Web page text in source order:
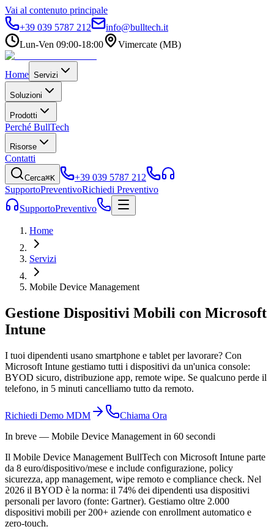
Vai al contenuto principale
+39 039 5787 212
info@bulltech.it
Lun-Ven 09:00-18:00
Vimercate (MB)
Home Servizi
Soluzioni
Prodotti
Perché BullTech
Risorse
Contatti
Cerca⌘K
+39 039 5787 212
SupportoPreventivoRichiedi Preventivo
SupportoPreventivo
Home
Servizi
Mobile Device Management
Gestione Dispositivi Mobili con Microsoft
Intune
I tuoi dipendenti usano smartphone e tablet per lavorare? Con
Microsoft Intune gestiamo tutti i dispositivi da un'unica console:
BYOD sicuro, distribuzione app, remote wipe. Se qualcuno perde il
telefono, in 5 minuti cancelliamo tutto da remoto.
Richiedi Demo MDM
Chiama Ora
In breve — Mobile Device Management in 60 secondi
Il Mobile Device Management BullTech con Microsoft Intune parte
da 8 euro/dispositivo/mese e include configurazione, policy
sicurezza, app management, wipe remoto e compliance check. Nel
2026 il BYOD è la norma: il 74% dei dipendenti usa dispositivi
personali per lavoro (fonte: Gartner). Gestiamo oltre 2.000
dispositivi mobili per 200+ aziende con enrollment automatico e
zero-touch.